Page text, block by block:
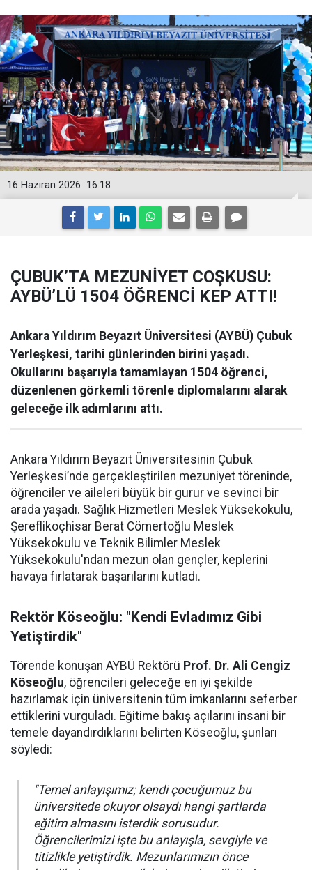
16:18
16 Haziran 2026
ÇUBUK’TA MEZUNİYET COŞKUSU:
AYBÜ’LÜ 1504 ÖĞRENCİ KEP ATTI!
Ankara Yıldırım Beyazıt Üniversitesi (AYBÜ) Çubuk
Yerleşkesi, tarihi günlerinden birini yaşadı.
Okullarını başarıyla tamamlayan 1504 öğrenci,
düzenlenen görkemli törenle diplomalarını alarak
geleceğe ilk adımlarını attı.
Ankara Yıldırım Beyazıt Üniversitesinin Çubuk
Yerleşkesi’nde gerçekleştirilen mezuniyet töreninde,
öğrenciler ve aileleri büyük bir gurur ve sevinci bir
arada yaşadı. Sağlık Hizmetleri Meslek Yüksekokulu,
Şereflikoçhisar Berat Cömertoğlu Meslek
Yüksekokulu ve Teknik Bilimler Meslek
Yüksekokulu'ndan mezun olan gençler, keplerini
havaya fırlatarak başarılarını kutladı.
Rektör Köseoğlu: "Kendi Evladımız Gibi
Yetiştirdik"
Törende konuşan AYBÜ Rektörü Prof. Dr. Ali Cengiz
Köseoğlu, öğrencileri geleceğe en iyi şekilde
hazırlamak için üniversitenin tüm imkanlarını seferber
ettiklerini vurguladı. Eğitime bakış açılarını insani bir
temele dayandırdıklarını belirten Köseoğlu, şunları
söyledi:
"Temel anlayışımız; kendi çocuğumuz bu
üniversitede okuyor olsaydı hangi şartlarda
eğitim almasını isterdik sorusudur.
Öğrencilerimizi işte bu anlayışla, sevgiyle ve
titizlikle yetiştirdik. Mezunlarımızın önce